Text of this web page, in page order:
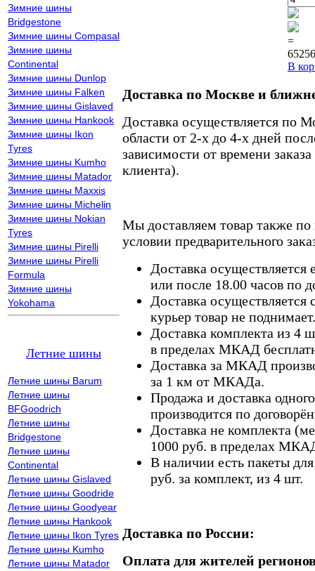
Зимние шины
Bridgestone
Зимние шины Compasal
Зимние шины
Continental
Зимние шины Dunlop
Зимние шины Falken
Зимние шины Gislaved
Зимние шины Hankook
Зимние шины Ikon
Tyres
Зимние шины Kumho
Зимние шины Matador
Зимние шины Maxxis
Зимние шины Michelin
Зимние шины Nokian
Tyres
Зимние шины Pirelli
Зимние шины Pirelli
Formula
Зимние шины
Yokohama
Летние шины
Летние шины Barum
Летние шины
BFGoodrich
Летние шины
Bridgestone
Летние шины
Continental
Летние шины Gislaved
Летние шины Goodride
Летние шины Goodyear
Летние шины Hankook
Летние шины Ikon Tyres
Летние шины Kumho
Летние шины Matador
=
В
Доставка по Москве и
Доставка осуществляется по
области от 2-х до 4-х дней
зависимости от времени
клиента).
Мы доставляем товар также
условии предварительного
Доставка осуществляется
или после 18.00 часов по
Доставка осуществляется
курьер товар не поднимает.
Доставка комплекта из 4
в пределах МКАД
Доставка за МКАД
за 1 км от МКАДа.
Продажа и доставка
производится по
Доставка не комплекта
1000 руб. в пределах
В наличии есть пакеты
руб. за комплект, из 4 шт.
Доставка по России:
Оплата для жителей